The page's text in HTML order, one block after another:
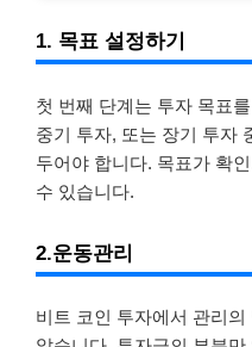
1. 목표 설정하기
첫 번째 단계는 투자 목표
중기 투자, 또는 장기 투자
두어야 합니다. 목표가 확
수 있습니다.
2.운동관리
비트 코인 투자에서 관리